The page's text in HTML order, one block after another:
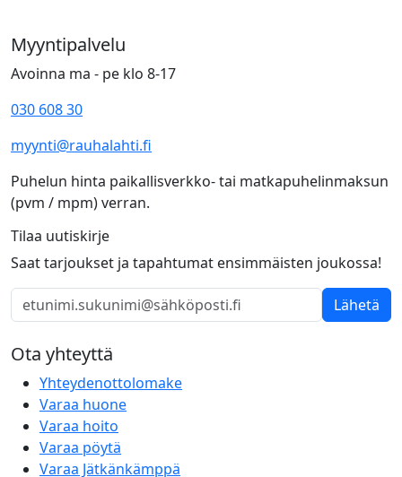
Myyntipalvelu
Avoinna ma - pe klo 8-17
030 608 30
myynti@rauhalahti.fi
Puhelun hinta paikallisverkko- tai matkapuhelinmaksun
(pvm / mpm) verran.
Tilaa uutiskirje
Saat tarjoukset ja tapahtumat ensimmäisten joukossa!
Lähetä
Ota yhteyttä
Yhteydenottolomake
Varaa huone
Varaa hoito
Varaa pöytä
Varaa Jätkänkämppä